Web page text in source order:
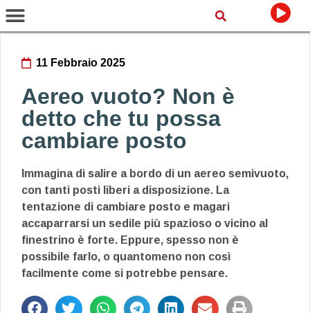
11 Febbraio 2025
Aereo vuoto? Non è
detto che tu possa
cambiare posto
Immagina di salire a bordo di un aereo semivuoto,
con tanti posti liberi a disposizione. La
tentazione di cambiare posto e magari
accaparrarsi un sedile più spazioso o vicino al
finestrino è forte. Eppure, spesso non è
possibile farlo, o quantomeno non così
facilmente come si potrebbe pensare.